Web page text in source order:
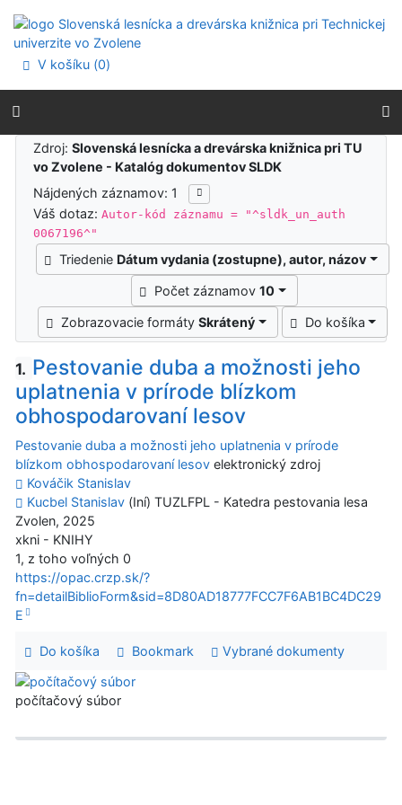
Prejsť na menu
Prehlásenie o webovej prístupnosti
V košíku (0)
Výsledky vyhľadávania
Zdroj:Slovenská lesnícka a drevárska knižnica pri TU
vo Zvolene - Katalóg dokumentov SLDK
Nájdených záznamov: 1
Váš dotaz:Autor-kód záznamu = "^sldk_un_auth
0067196^"
Triedenie Dátum vydania (zostupne), autor, názov
Počet záznamov10
Zobrazovacie formátySkrátený Do košíka
1. Pestovanie duba a možnosti jeho
uplatnenia v prírode blízkom
obhospodarovaní lesov
Pestovanie duba a možnosti jeho uplatnenia v prírode
blízkom obhospodarovaní lesov elektronický zdroj
Kováčik Stanislav
Kucbel Stanislav (Iní) TUZLFPL - Katedra pestovania lesa
Zvolen, 2025
xkni - KNIHY
1, z toho voľných 0
https://opac.crzp.sk/?
fn=detailBiblioForm&sid=8D80AD18777FCC7F6AB1BC4DC29
E
Do košíka Bookmark Vybrané dokumenty
počítačový súbor